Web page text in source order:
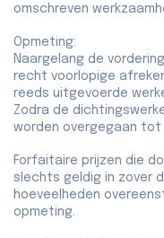
omschreven
Opmeting:
Naargelang de
recht voorlopige
reeds uitgevoerde
Zodra de
worden overgegaan
Forfaitaire prijzen die
slechts geldig in zover
hoeveelheden
opmeting.